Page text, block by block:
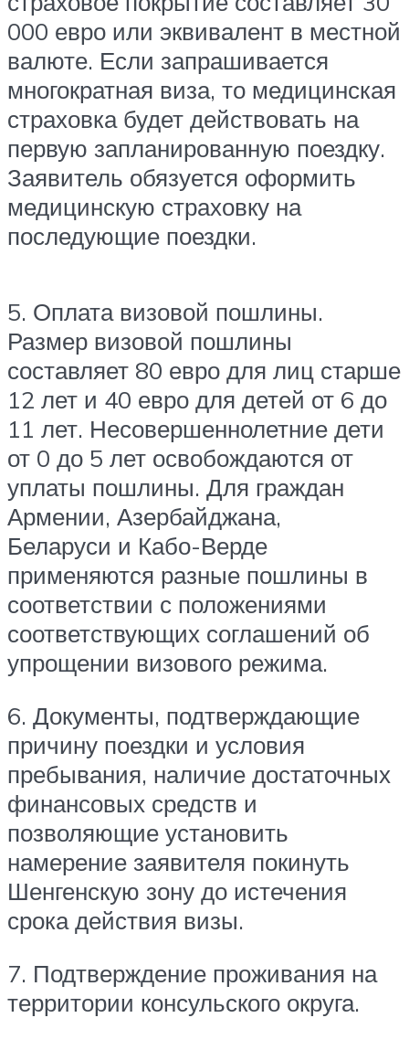
000 евро или эквивалент в местной
валюте. Если запрашивается
многократная виза, то медицинская
страховка будет действовать на
первую запланированную поездку.
Заявитель обязуется оформить
медицинскую страховку на
последующие поездки.
5. Оплата визовой пошлины.
Размер визовой пошлины
составляет 80 евро для лиц старше
12 лет и 40 евро для детей от 6 до
11 лет. Несовершеннолетние дети
от 0 до 5 лет освобождаются от
уплаты пошлины. Для граждан
Армении, Азербайджана,
Беларуси и Кабо-Верде
применяются разные пошлины в
соответствии с положениями
соответствующих соглашений об
упрощении визового режима.
6. Документы, подтверждающие
причину поездки и условия
пребывания, наличие достаточных
финансовых средств и
позволяющие установить
намерение заявителя покинуть
Шенгенскую зону до истечения
срока действия визы.
7. Подтверждение проживания на
территории консульского округа.